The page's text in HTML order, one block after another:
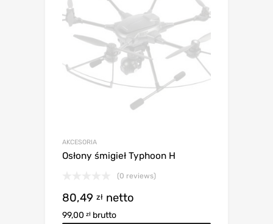
AKCESORIA
Osłony śmigieł Typhoon H
(0 reviews)
80,49 zł netto
99,00 zł brutto